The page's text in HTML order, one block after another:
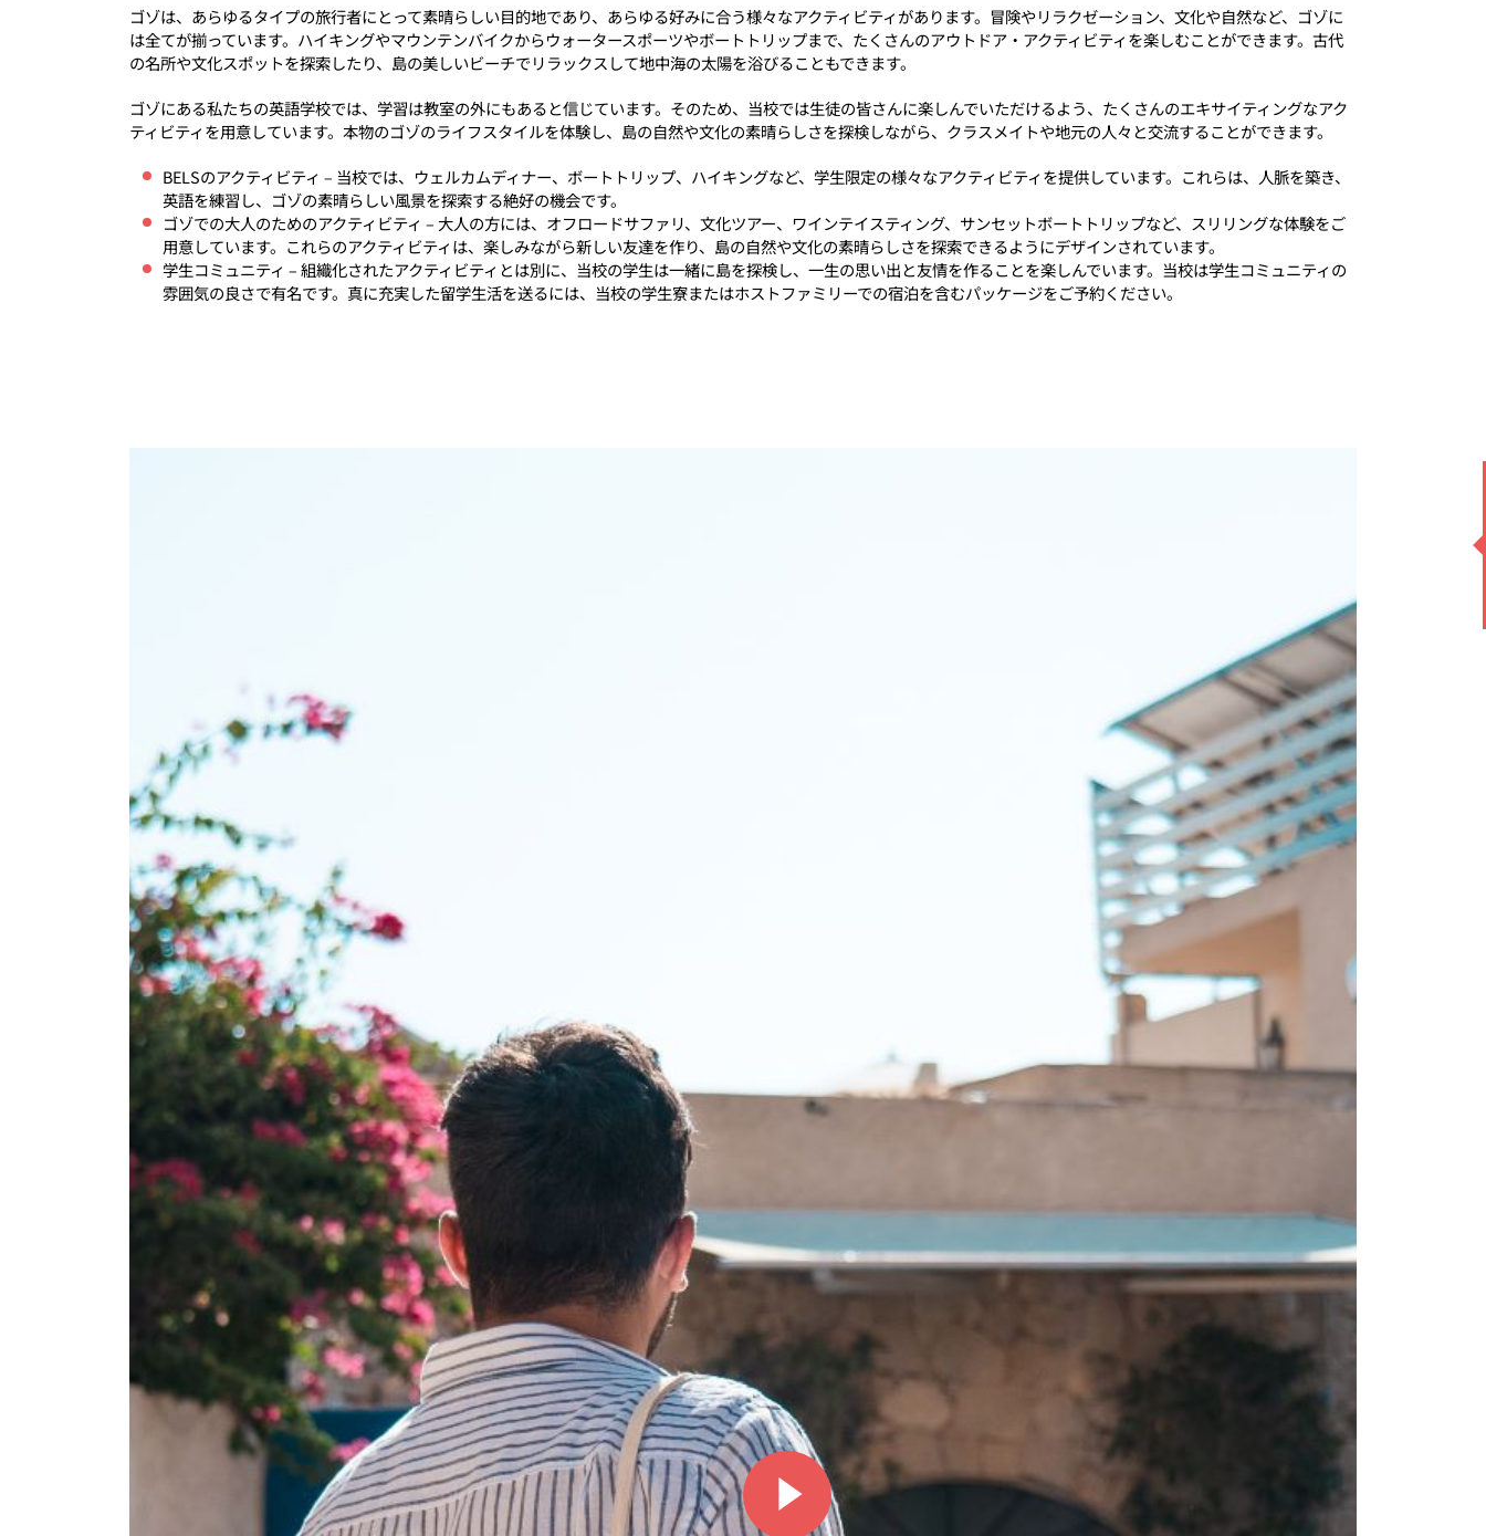
ゴゾは、あらゆるタイプの旅行者にとって素晴らしい目的地であり、あらゆる好みに合う様々なアクティビティがあります。冒険やリラクゼーション、文化や自然など、ゴゾに
は全てが揃っています。ハイキングやマウンテンバイクからウォータースポーツやボートトリップまで、たくさんのアウトドア・アクティビティを楽しむことができます。古代
の名所や文化スポットを探索したり、島の美しいビーチでリラックスして地中海の太陽を浴びることもできます。
ゴゾにある私たちの英語学校では、学習は教室の外にもあると信じています。そのため、当校では生徒の皆さんに楽しんでいただけるよう、たくさんのエキサイティングなアク
ティビティを用意しています。本物のゴゾのライフスタイルを体験し、島の自然や文化の素晴らしさを探検しながら、クラスメイトや地元の人々と交流することができます。
BELSのアクティビティ – 当校では、ウェルカムディナー、ボートトリップ、ハイキングなど、学生限定の様々なアクティビティを提供しています。これらは、人脈を築き、
英語を練習し、ゴゾの素晴らしい風景を探索する絶好の機会です。
ゴゾでの大人のためのアクティビティ – 大人の方には、オフロードサファリ、文化ツアー、ワインテイスティング、サンセットボートトリップなど、スリリングな体験をご
用意しています。これらのアクティビティは、楽しみながら新しい友達を作り、島の自然や文化の素晴らしさを探索できるようにデザインされています。
学生コミュニティ – 組織化されたアクティビティとは別に、当校の学生は一緒に島を探検し、一生の思い出と友情を作ることを楽しんでいます。当校は学生コミュニティの
雰囲気の良さで有名です。真に充実した留学生活を送るには、当校の学生寮またはホストファミリーでの宿泊を含むパッケージをご予約ください。